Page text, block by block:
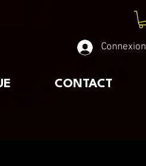
Connexion
CONTACT